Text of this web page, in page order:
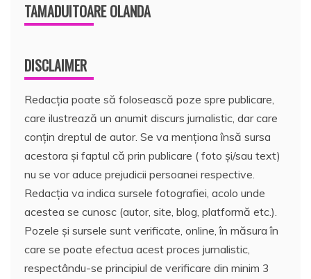
TAMADUITOARE OLANDA
DISCLAIMER
Redacția poate să folosească poze spre publicare,
care ilustrează un anumit discurs jurnalistic, dar care
conțin dreptul de autor. Se va menționa însă sursa
acestora și faptul că prin publicare ( foto și/sau text)
nu se vor aduce prejudicii persoanei respective.
Redacția va indica sursele fotografiei, acolo unde
acestea se cunosc (autor, site, blog, platformă etc.).
Pozele și sursele sunt verificate, online, în măsura în
care se poate efectua acest proces jurnalistic,
respectându-se principiul de verificare din minim 3